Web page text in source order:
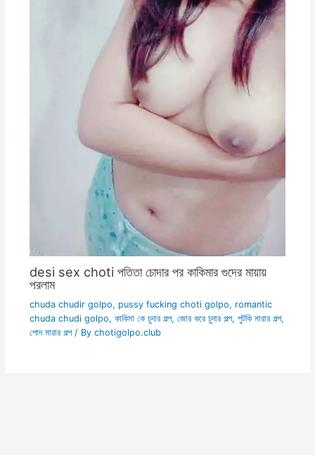
desi sex choti পতিতা চোদার পর কাকিমার গুদের মায়ায়
পরলাম
chuda chudir golpo, pussy fucking choti golpo, romantic
chuda chudi golpo, কাকিমা কে চুদার গল্প, জোর করে চুদার গল্প, পুটকি মারার গল্প,
পোদ মারার গল্প/ By chotigolpo.club